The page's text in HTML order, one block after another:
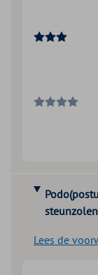
steunzolen
Lees de